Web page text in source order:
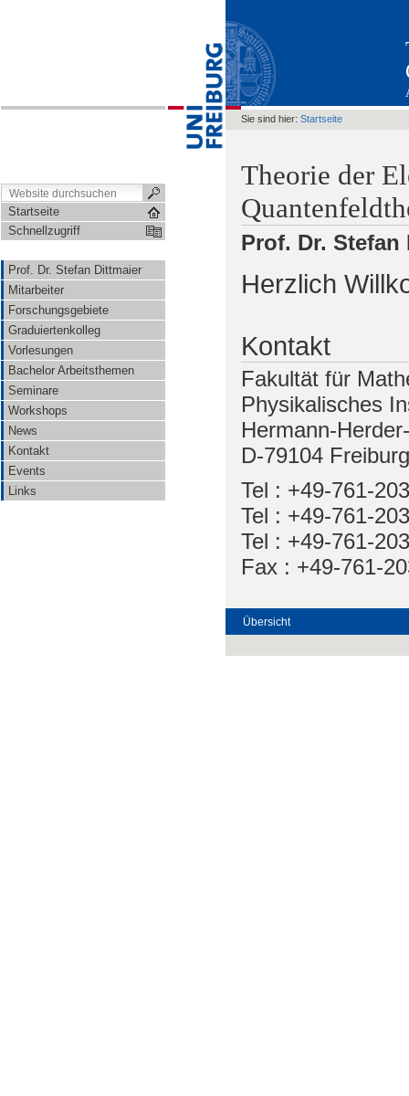
Startseite
Schnellzugriff
Prof. Dr. Stefan Dittmaier
Mitarbeiter
Forschungsgebiete
Graduiertenkolleg
Vorlesungen
Bachelor Arbeitsthemen
Seminare
Workshops
News
Kontakt
Events
Links
Sie sind hier: Startseite
Theorie der
Prof. Dr. Stefan
Herzlich
Kontakt
Fakultät für
Physikalisches
Hermann-
D-79104 Freiburg
Tel : +49-761-
Tel : +49-761-
Tel : +49-761-
Fax : +49-761-
Übersicht